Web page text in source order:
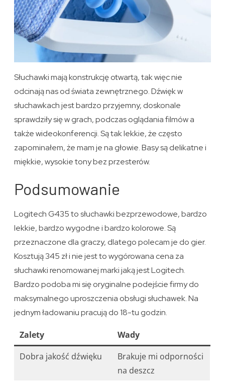
Słuchawki mają konstrukcję otwartą, tak więc nie
odcinają nas od świata zewnętrznego. Dźwięk w
słuchawkach jest bardzo przyjemny, doskonale
sprawdziły się w grach, podczas oglądania filmów a
także wideokonferencji. Są tak lekkie, że często
zapominałem, że mam je na głowie. Basy są delikatne i
miękkie, wysokie tony bez przesterów.
Podsumowanie
Logitech G435 to słuchawki bezprzewodowe, bardzo
lekkie, bardzo wygodne i bardzo kolorowe. Są
przeznaczone dla graczy, dlatego polecam je do gier.
Kosztują 345 zł i nie jest to wygórowana cena za
słuchawki renomowanej marki jaką jest Logitech.
Bardzo podoba mi się oryginalne podejście firmy do
maksymalnego uproszczenia obsługi słuchawek. Na
jednym ładowaniu pracują do 18-tu godzin.
Zalety
Wady
Dobra jakość dźwięku
Brakuje mi odporności
na deszcz